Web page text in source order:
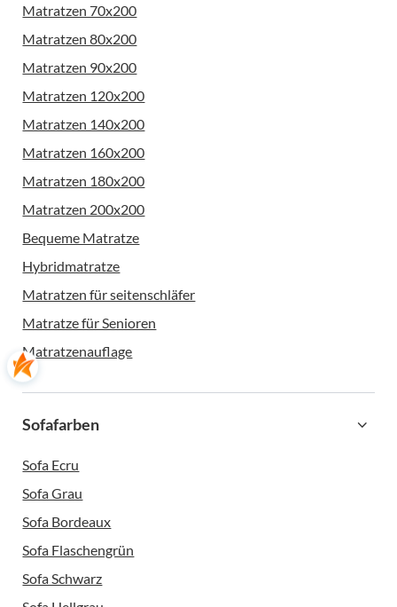
Matratzen 70x200
Matratzen 80x200
Matratzen 90x200
Matratzen 120x200
Matratzen 140x200
Matratzen 160x200
Matratzen 180x200
Matratzen 200x200
Bequeme Matratze
Hybridmatratze
Matratzen für seitenschläfer
Matratze für Senioren
Matratzenauflage
Sofafarben
Sofa Ecru
Sofa Grau
Sofa Bordeaux
Sofa Flaschengrün
Sofa Schwarz